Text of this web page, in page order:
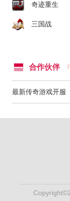
奇迹重生
三国战
合作伙伴
最新传奇游戏开服